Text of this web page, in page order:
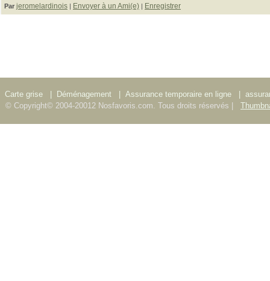
Par jeromelardinois | Envoyer à un Ami(e) | Enregistrer
Carte grise Déménagement Assurance temporaire en ligne
© Copyright© 2004-20012 Nosfavoris.com. Tous droits réservés |